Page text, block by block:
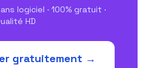
logiciel · 100% gratuit ·
HD
gratuitement →